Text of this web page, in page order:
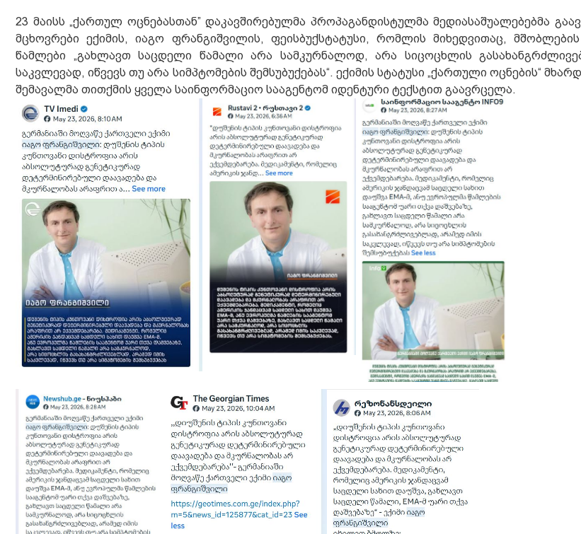
23 მაისს „ქართულ ოცნებასთან” დაკავშირებულმა პროპაგანდისტულმა მედიასაშუალებებმა
მცხოვრები ექიმის, იაგო ფრანგიშვილის, ფეისბუქსტატუსი, რომლის მიხედვითაც,
წამლები „გახლავთ საცდელი წამალი არა სამკურნალოდ, არა სიცოცხლის
საკვლევად, იწვევს თუ არა სიმპტომების შემსუბუქებას“. ექიმის სტატუსი „ქართული ოცნების“
შემავალმა თითქმის ყველა საინფორმაციო სააგენტომ იდენტური ტექსტით გაავრცელა.